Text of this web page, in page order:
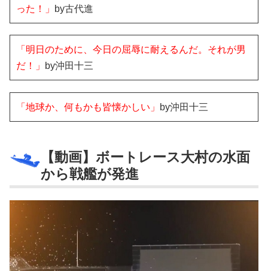
った！」
by古代進
「明日のために、今日の屈辱に耐えるんだ。それが男
だ！」
by沖田十三
「地球か、何もかも皆懐かしい」 by沖田十三
【動画】ボートレース大村の水面
から戦艦が発進